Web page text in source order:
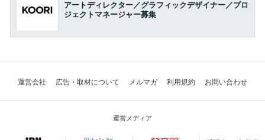
アートディレクター／グラフィックデザイナー／プロ
ジェクトマネージャー募集
運営会社 広告・取材について メルマガ 利用規約 お問い合わせ
運営メディア